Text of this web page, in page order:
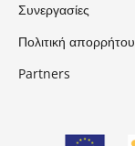
Συνεργασίες
Πολιτική απορρήτου
Partners